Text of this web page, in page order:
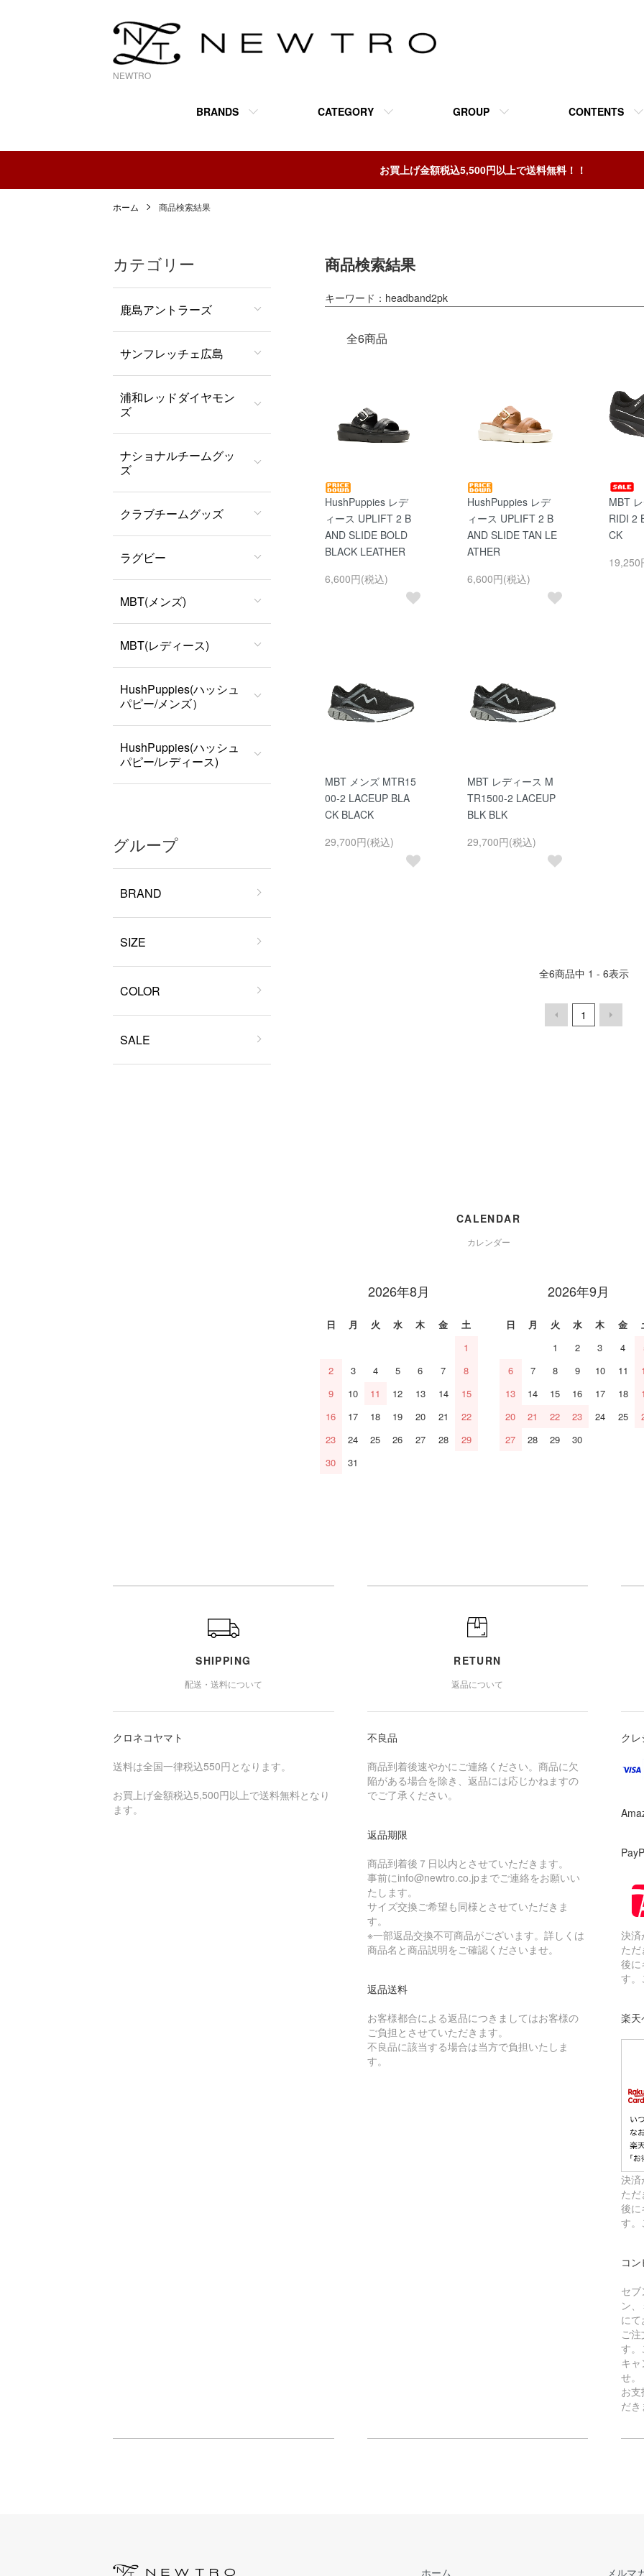
NEWTRO
BRANDS CATEGORY GROUP CONTENTS
お買上げ金額税込5,500円以上で送料無料！！
ホーム 商品検索結果
商品検索結果
キーワード：headband2pk
全6商品
HushPuppies レデ
ィース UPLIFT 2 B
AND SLIDE BOLD
BLACK LEATHER
6,600円(税込)
HushPuppies レデ
ィース UPLIFT 2 B
AND SLIDE TAN LE
ATHER
6,600円(税込)
MBT
RIDI 2
CK
19,250
MBT メンズ MTR15
00-2 LACEUP BLA
CK BLACK
29,700円(税込)
MBT レディース M
TR1500-2 LACEUP
BLK BLK
29,700円(税込)
全6商品中 1 - 6表示
1
カテゴリー
鹿島アントラーズ
サンフレッチェ広島
浦和レッドダイヤモン
ズ
ナショナルチームグッ
ズ
クラブチームグッズ
ラグビー
MBT(メンズ)
MBT(レディース)
HushPuppies(ハッシュ
パピー/メンズ）
HushPuppies(ハッシュ
パピー/レディース)
グループ
BRAND
SIZE
COLOR
SALE
CALENDAR
カレンダー
2026年8月
日 月 火 水 木 金
土
1
2
3 4 5 6 7
8
9
10 11 12 13 14
15
16
17 18 19 20 21
22
23
24 25 26 27 28
29
30
31
2026年9月
日 月 火 水 木 金
1
2 3 4
6
7 8 9 10 11
13
14 15 16 17 18
20
21 22 23 24 25
27
28 29 30
SHIPPING
配送・送料について
クロネコヤマト
送料は全国一律税込550円となります。
お買上げ金額税込5,500円以上で送料無料となり
ます。
RETURN
返品について
不良品
商品到着後速やかにご連絡ください。商品に欠
陥がある場合を除き、返品には応じかねますの
でご了承ください。
返品期限
商品到着後７日以内とさせていただきます。
事前にinfo@newtro.co.jpまでご連絡をお願いい
たします。
サイズ交換ご希望も同様とさせていただきま
す。
※一部返品交換不可商品がございます。詳しくは
商品名と商品説明をご確認くださいませ。
返品送料
お客様都合による返品につきましてはお客様の
ご負担とさせていただきます。
不良品に該当する場合は当方で負担いたしま
す。
クレ
決済
た
後に
す。
楽天
決済
た
後に
す。
コ
セ
ン
にて
ご
す。
キ
せ。
お
だき
ホーム メルマ